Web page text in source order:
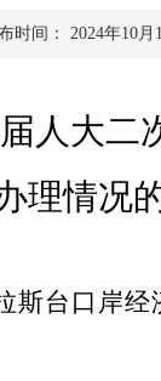
时间： 2024年10月
人大二
理情况
斯台口岸